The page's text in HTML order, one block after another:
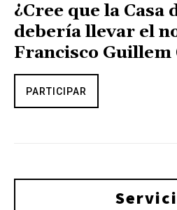
¿Cree que la Casa
debería llevar el
Francisco Guillem
PARTICIPAR